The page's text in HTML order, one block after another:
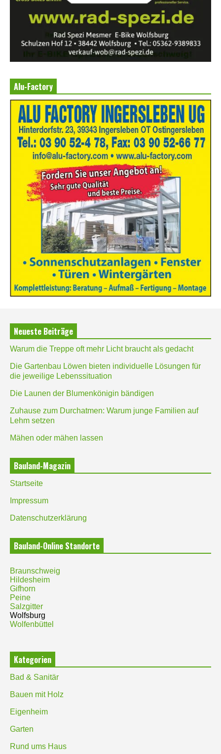
Alu-Factory
Neueste Beiträge
Warum die Treppe oft mehr Licht braucht als gedacht
Die Gartenbau Löwen bieten individuelle Lösungen für
die jeweilige Lebenssituation
Die Launen der Blumenkönigin bändigen
Zuhause zum Durchatmen: Warum junge Familien auf
Lehm setzen
Mähen oder mähen lassen
Bauland-Magazin
Startseite
Impressum
Datenschutzerklärung
Bauland-Online Standorte
Braunschweig
Hildesheim
Gifhorn
Peine
Salzgitter
Wolfsburg
Wolfenbüttel
Kategorien
Bad & Sanitär
Bauen mit Holz
Eigenheim
Garten
Rund ums Haus